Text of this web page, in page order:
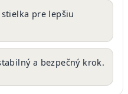
pre lepšiu
a bezpečný krok.